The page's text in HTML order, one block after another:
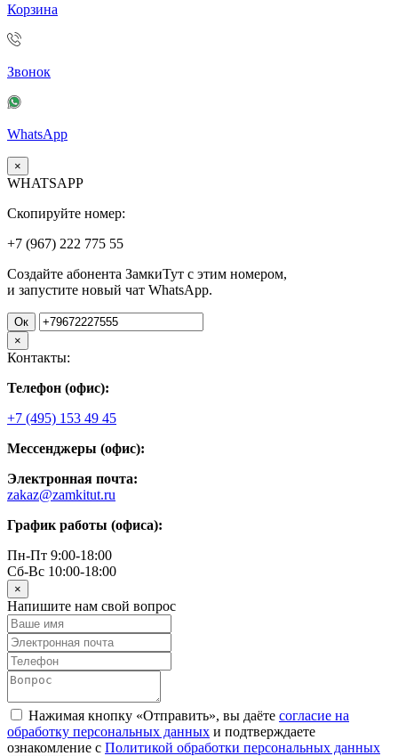
Корзина
Звонок
WhatsApp
×
WHATSAPP
Скопируйте номер:
+7 (967) 222 775 55
Создайте абонента ЗамкиТут с этим номером,
и запустите новый чат WhatsApp.
Ок
×
Контакты:
Телефон (офис):
+7 (495) 153 49 45
Мессенджеры (офис):
Электронная почта:
zakaz@zamkitut.ru
График работы (офиса):
Пн-Пт 9:00-18:00
Сб-Вс 10:00-18:00
×
Напишите нам свой вопрос
Нажимая кнопку «Отправить», вы даёте согласие на
обработку персональных данных и подтверждаете
ознакомление с Политикой обработки персональных данных